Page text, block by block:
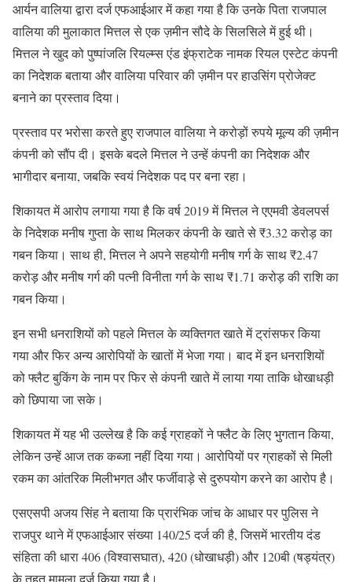
आर्यन वालिया द्वारा दर्ज एफआईआर में कहा गया है कि उनके पिता राजपाल
वालिया की मुलाकात मित्तल से एक ज़मीन सौदे के सिलसिले में हुई थी।
मित्तल ने खुद को पुष्पांजलि रियल्म्स एंड इंफ्राटेक नामक रियल एस्टेट कंपनी
का निदेशक बताया और वालिया परिवार की ज़मीन पर हाउसिंग प्रोजेक्ट
बनाने का प्रस्ताव दिया।
प्रस्ताव पर भरोसा करते हुए राजपाल वालिया ने करोड़ों रुपये मूल्य की ज़मीन
कंपनी को सौंप दी। इसके बदले मित्तल ने उन्हें कंपनी का निदेशक और
भागीदार बनाया, जबकि स्वयं निदेशक पद पर बना रहा।
शिकायत में आरोप लगाया गया है कि वर्ष 2019 में मित्तल ने एएमवी डेवलपर्स
के निदेशक मनीष गुप्ता के साथ मिलकर कंपनी के खाते से ₹3.32 करोड़ का
गबन किया। साथ ही, मित्तल ने अपने सहयोगी मनीष गर्ग के साथ ₹2.47
करोड़ और मनीष गर्ग की पत्नी विनीता गर्ग के साथ ₹1.71 करोड़ की राशि का
गबन किया।
इन सभी धनराशियों को पहले मित्तल के व्यक्तिगत खाते में ट्रांसफर किया
गया और फिर अन्य आरोपियों के खातों में भेजा गया। बाद में इन धनराशियों
को फ्लैट बुकिंग के नाम पर फिर से कंपनी खाते में लाया गया ताकि धोखाधड़ी
को छिपाया जा सके।
शिकायत में यह भी उल्लेख है कि कई ग्राहकों ने फ्लैट के लिए भुगतान किया,
लेकिन उन्हें आज तक कब्जा नहीं दिया गया। आरोपियों पर ग्राहकों से मिली
रकम का आंतरिक मिलीभगत और फर्जीवाड़े से दुरुपयोग करने का आरोप है।
एसएसपी अजय सिंह ने बताया कि प्रारंभिक जांच के आधार पर पुलिस ने
राजपुर थाने में एफआईआर संख्या 140/25 दर्ज की है, जिसमें भारतीय दंड
संहिता की धारा 406 (विश्वासघात), 420 (धोखाधड़ी) और 120बी (षड्यंत्र)
के तहत मामला दर्ज किया गया है।